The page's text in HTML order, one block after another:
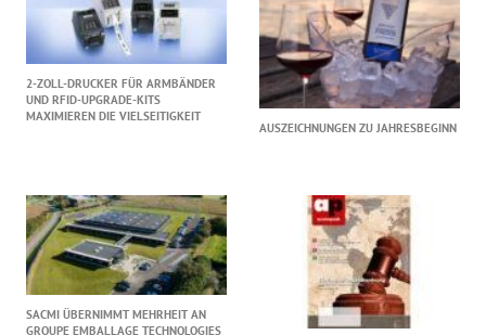
2-ZOLL-DRUCKER FÜR ARMBÄNDER
UND RFID-UPGRADE-KITS
MAXIMIEREN DIE VIELSEITIGKEIT
AUSZEICHNUNGEN ZU JAHRESBEGINN
SACMI ÜBERNIMMT MEHRHEIT AN
GROUPE EMBALLAGE TECHNOLOGIES